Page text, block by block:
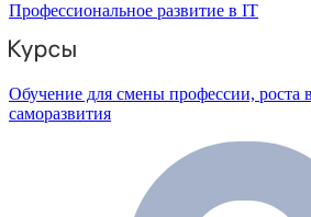
Профессиональное развитие в IT
Обучение для смены профессии, роста
саморазвития